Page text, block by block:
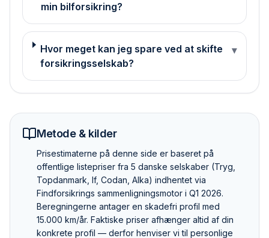
min bilforsikring?
Hvor meget kan jeg spare ved at skifte
forsikringsselskab?
▾
Metode & kilder
Pris­estimaterne på denne side er baseret på
offentlige listepriser fra 5 danske selskaber (Tryg,
Topdanmark, If, Codan, Alka) indhentet via
Findforsikrings sammenlignings­motor i Q1 2026.
Beregningerne antager en skadefri profil med
15.000 km/år. Faktiske priser afhænger altid af din
konkrete profil — derfor henviser vi til personlige